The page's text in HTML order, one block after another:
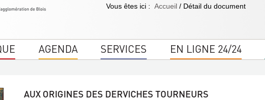
Vous êtes ici : Accueil / Détail du document
AGENDA SERVICES EN LIGNE 24/24
AUX ORIGINES DES DERVICHES TOURNEURS